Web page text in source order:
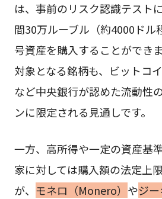
は、事前のリスク認識テスト
間30万ルーブル（約4000ドル
号資産を購入することができ
対象となる銘柄も、ビットコ
など中央銀行が認めた流動性
ンに限定される見通しです。
一方、高所得や一定の資産基
家に対しては購入額の法定上
が、 モネロ（Monero） やジ